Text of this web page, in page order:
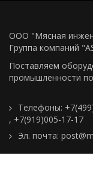
ООО "Мясная
Группа компаний
Поставляем
промышленности
Телефоны:
, +7(919)005-17-17
Эл. почта: